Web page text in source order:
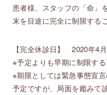
患者様、スタッフの「命」
末を目途に完全に制限する
【完全休診日】 2020年4
※予定よりも早期に制限する
※期限としては緊急事態宣
予定ですが、局面を鑑みて